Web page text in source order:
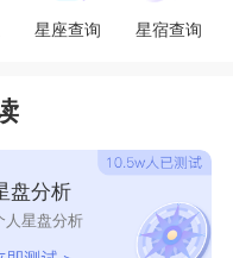
的样子，没必要牵
切，无需太多的羁
要分的清楚，分手后
星座查询 星宿查询
盘分析
人星盘分析